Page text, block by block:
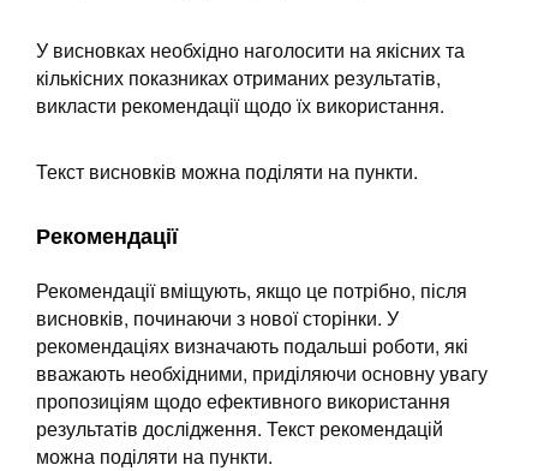
У висновках необхідно наголосити на якісних та
кількісних показниках отриманих результатів,
викласти рекомендації щодо їх використання.
Текст висновків можна поділяти на пункти.
Рекомендації
Рекомендації вміщують, якщо це потрібно, після
висновків, починаючи з нової сторінки. У
рекомендаціях визначають подальші роботи, які
вважають необхідними, приділяючи основну увагу
пропозиціям щодо ефективного використання
результатів дослідження. Текст рекомендацій
можна поділяти на пункти.